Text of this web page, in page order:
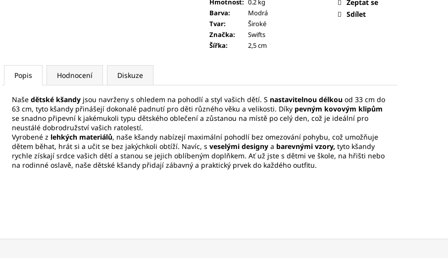
Hmotnost: 0.2 kg
Barva:
Modrá
Tvar:
Široké
Značka:
Swifts
Šířka: 2,5 cm
Zeptat se
Sdílet
Popis Hodnocení Diskuze
Naše dětské kšandy jsou navrženy s ohledem na pohodlí a styl vašich dětí. S nastavitelnou délkou od 33 cm do
63 cm, tyto kšandy přinášejí dokonalé padnutí pro děti různého věku a velikosti. Díky pevným kovovým klipům
se snadno připevní k jakémukoli typu dětského oblečení a zůstanou na místě po celý den, což je ideální pro
neustálé dobrodružství vašich ratolestí.
Vyrobené z lehkých materiálů, naše kšandy nabízejí maximální pohodlí bez omezování pohybu, což umožňuje
dětem běhat, hrát si a učit se bez jakýchkoli obtíží. Navíc, s veselými designy a barevnými vzory, tyto kšandy
rychle získají srdce vašich dětí a stanou se jejich oblíbeným doplňkem. Ať už jste s dětmi ve škole, na hřišti nebo
na rodinné oslavě, naše dětské kšandy přidají zábavný a praktický prvek do každého outfitu.